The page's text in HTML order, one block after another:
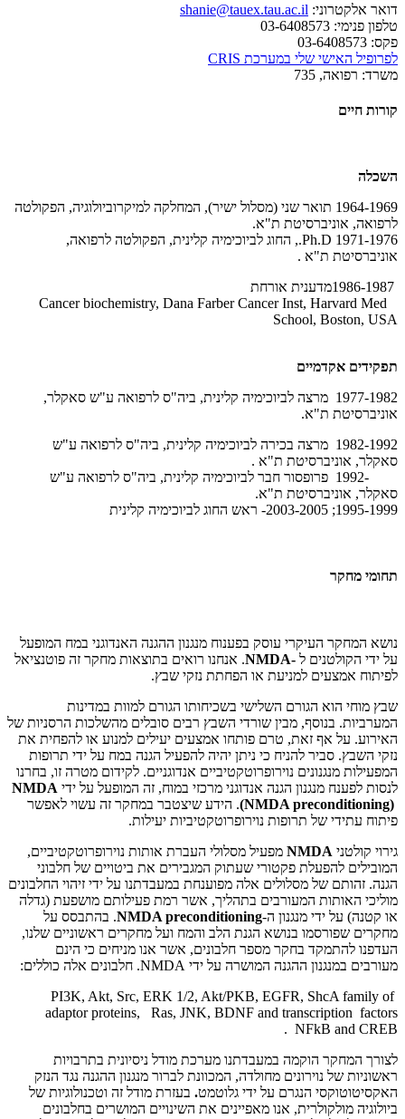
דואר אלקטרוני: shanie@tauex.tau.ac.il
טלפון פנימי:
פקס:
לפרופיל האישי שלי במערכת CRIS
משרד: רפואה, 735
קורות חיים
השכלה
1964-1969 תואר שני (מסלול ישיר), המחלקה למיקרוביולוגיה, הפקולטה
לרפואה, אוניברסיטת ת"א.
1971-1976
Ph.D., החוג לביוכימיה קלינית, הפקולטה לרפואה,
אוניברסיטת ת"א .
1986-1987מדענית אורחת
Cancer biochemistry, Dana Farber Cancer Inst, Harvard Med
School, Boston, USA
תפקידים אקדמיים
1977-1982 מרצה לביוכימיה קלינית, ביה"ס לרפואה ע"ש סאקלר,
אוניברסיטת ת"א.
1982-1992 מרצה בכירה לביוכימיה קלינית, ביה"ס לרפואה ע"ש
סאקלר, אוניברסיטת ת"א .
1992- פרופסור חבר לביוכימיה קלינית, ביה"ס לרפואה ע"ש
סאקלר, אוניברסיטת ת"א.
1995-1999; 2003-2005- ראש החוג לביוכימיה קלינית
תחומי מחקר
נושא המחקר העיקרי עוסק בפענוח מנגנון ההגנה האנדוגני במח המופעל
על ידי הקולטנים ל NMDA-. אנחנו רואים בתוצאות מחקר זה פוטנציאל
לפיתוח אמצעים למניעת או הפחתת נזקי שבץ.
שבץ מוחי הוא הגורם השלישי בשכיחותו הגורם למוות במדינות
המערביות. בנוסף, מבין שורדי השבץ רבים סובלים מהשלכות הרסניות של
האירוע. על אף זאת, טרם פותחו אמצעים יעילים למנוע או להפחית את
נזקי השבץ. סביר להניח כי ניתן יהיה להפעיל הגנה במח על ידי תרופות
המפעילות מנגנונים נוירופרוטקטיביים אנדוגניים. לקידום מטרה זו, בחרנו
לנסות לפענח מנגנון הגנה אנדוגני מרכזי במוח, זה המופעל על ידי NMDA
(NMDA preconditioning). הידע שיצטבר במחקר זה עשוי לאפשר
פיתוח עתידי של תרופות נוירופרוטקטיביות יעילות.
גירוי קולטני NMDA מפעיל מסלולי העברת אותות נוירופרוטקטיביים,
המובילים להפעלת פקטורי שעתוק המגבירים את ביטויים של חלבוני
הגנה. זהותם של מסלולים אלה מפוענחת במעבדתנו על ידי זיהוי החלבונים
מוליכי האותות המעורבים בתהליך, אשר רמת פעילותם מושפעת (גדלה
או קטנה) על ידי מנגנון ה-NMDA preconditioning. בהתבסס על
מחקרים שפורסמו בנושא הגנת הלב והמח ועל מחקרים ראשוניים שלנו,
העדפנו להתמקד בחקר מספר חלבונים, אשר אנו מניחים כי הינם
מעורבים במנגנון ההגנה המושרה על ידי NMDA. חלבונים אלה כוללים:
PI3K, Akt, Src, ERK 1/2, Akt/PKB, EGFR, ShcA family of
adaptor proteins, Ras, JNK, BDNF and transcription factors
NFkB and CREB .
לצורך המחקר הוקמה במעבדתנו מערכת מודל ניסיונית בתרבויות
ראשוניות של נוירונים מחולדה, המכוונת לברור מנגנון ההגנה נגד הנזק
האקסיטוטוקסי הנגרם על ידי גלוטמט. בעזרת מודל זה וטכנולוגיות של
ביולוגיה מולקולרית, אנו מאפיינים את השינויים המושרים בחלבונים